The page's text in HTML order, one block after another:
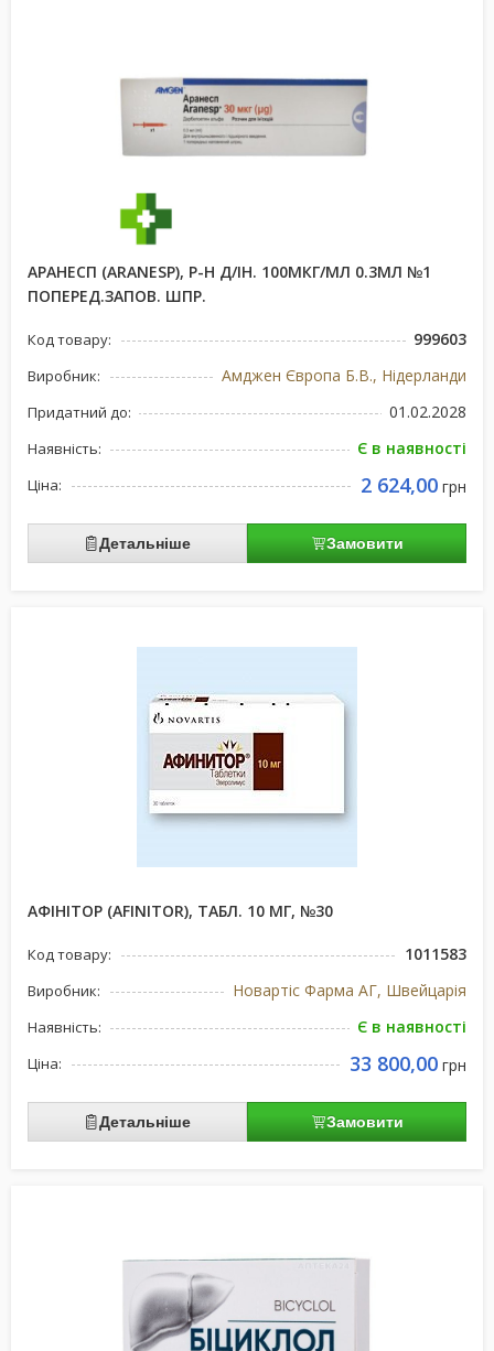
АРАНЕСП (ARANESP), Р-Н Д/ІН. 100МКГ/МЛ 0.3МЛ №1
ПОПЕРЕД.ЗАПОВ. ШПР.
Код товару: 999603
Виробник: Амджен Європа Б.В., Нідерланди
Придатний до: 01.02.2028
Наявність: Є в наявності
Ціна: 2 624,00 грн
Детальніше Замовити
АФІНІТОР (AFINITOR), ТАБЛ. 10 МГ, №30
Код товару: 1011583
Виробник: Новартіс Фарма АГ, Швейцарія
Наявність: Є в наявності
Ціна: 33 800,00 грн
Детальніше Замовити